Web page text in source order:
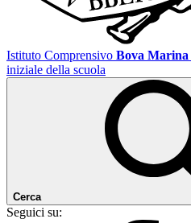
Istituto Comprensivo Bova Marina
iniziale della scuola
Cerca
Seguici su: